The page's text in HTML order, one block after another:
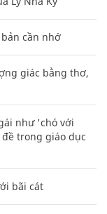
cần nhớ
giác bằng thơ,
như 'chó với
trong giáo dục
bãi cát